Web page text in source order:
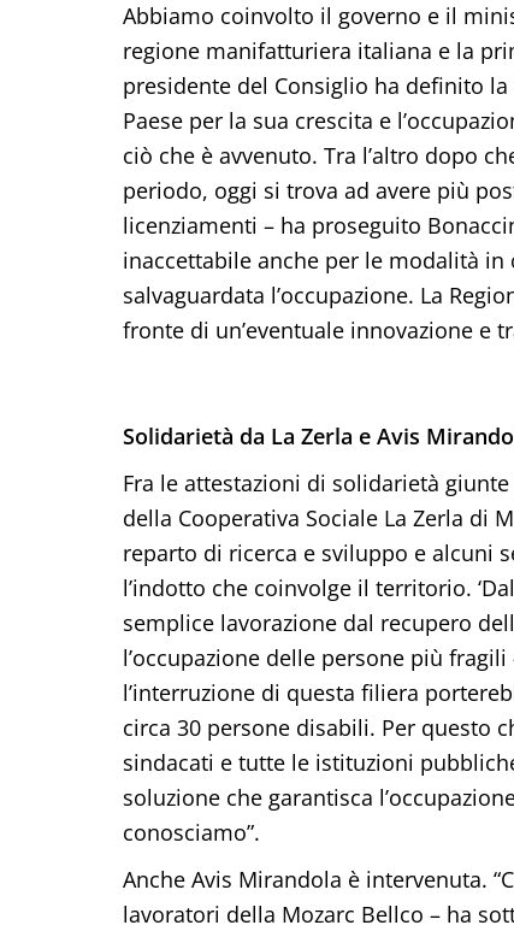
Abbiamo coinvolto il governo e il
regione manifatturiera italiana e la
presidente del Consiglio ha definito
Paese per la sua crescita e
ciò che è avvenuto. Tra l’altro dopo
periodo, oggi si trova ad avere più
licenziamenti – ha proseguito
inaccettabile anche per le modalità in
salvaguardata l’occupazione. La
fronte di un’eventuale innovazione e
Solidarietà da La Zerla e Avis
Fra le attestazioni di solidarietà
della Cooperativa Sociale La Zerla di
reparto di ricerca e sviluppo e alcuni
l’indotto che coinvolge il territorio.
semplice lavorazione dal recupero
l’occupazione delle persone più
l’interruzione di questa filiera
circa 30 persone disabili. Per questo
sindacati e tutte le istituzioni
soluzione che garantisca
conosciamo”.
Anche Avis Mirandola è intervenuta.
lavoratori della Mozarc Bellco – ha